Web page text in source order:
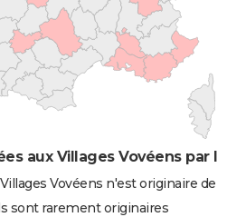
aux Villages Vovéens par
Vovéens n'est originaire de
sont rarement originaires